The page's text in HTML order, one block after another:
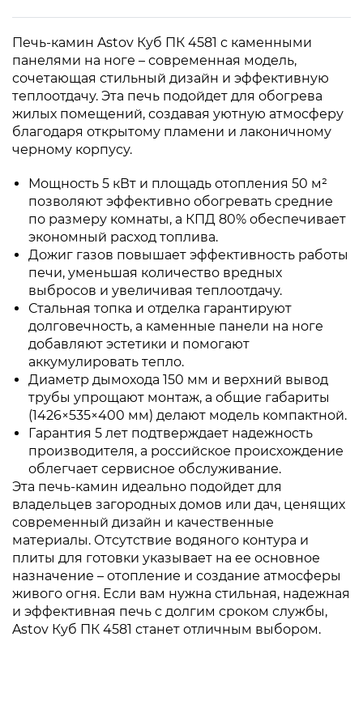
Печь-камин Astov Куб ПК 4581 с каменными
панелями на ноге – современная модель,
сочетающая стильный дизайн и эффективную
теплоотдачу. Эта печь подойдет для обогрева
жилых помещений, создавая уютную атмосферу
благодаря открытому пламени и лаконичному
черному корпусу.
Мощность 5 кВт и площадь отопления 50 м²
позволяют эффективно обогревать средние
по размеру комнаты, а КПД 80% обеспечивает
экономный расход топлива.
Дожиг газов повышает эффективность работы
печи, уменьшая количество вредных
выбросов и увеличивая теплоотдачу.
Стальная топка и отделка гарантируют
долговечность, а каменные панели на ноге
добавляют эстетики и помогают
аккумулировать тепло.
Диаметр дымохода 150 мм и верхний вывод
трубы упрощают монтаж, а общие габариты
(1426×535×400 мм) делают модель компактной.
Гарантия 5 лет подтверждает надежность
производителя, а российское происхождение
облегчает сервисное обслуживание.
Эта печь-камин идеально подойдет для
владельцев загородных домов или дач, ценящих
современный дизайн и качественные
материалы. Отсутствие водяного контура и
плиты для готовки указывает на ее основное
назначение – отопление и создание атмосферы
живого огня. Если вам нужна стильная, надежная
и эффективная печь с долгим сроком службы,
Astov Куб ПК 4581 станет отличным выбором.